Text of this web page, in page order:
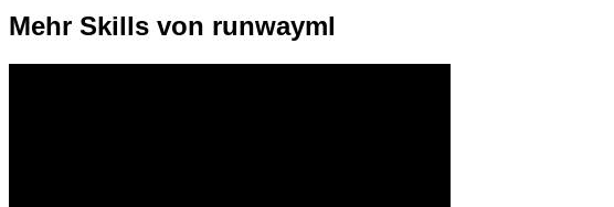
Mehr Skills von runwayml